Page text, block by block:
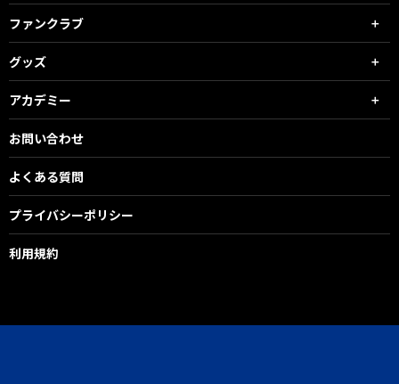
ファンクラブ
グッズ
アカデミー
お問い合わせ
よくある質問
プライバシーポリシー
利用規約